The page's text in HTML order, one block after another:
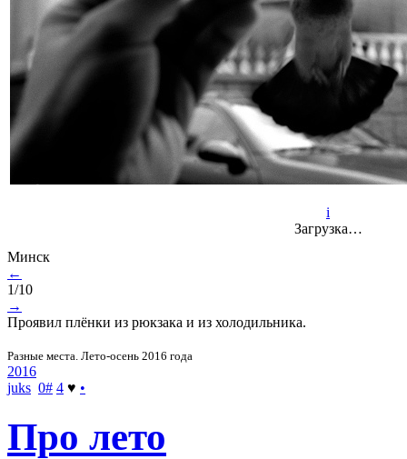
i
Загрузка…
Минск
←
1/10
→
Проявил плёнки из рюкзака и из холодильника.
Разные места. Лето-осень 2016 года
2016
juks 0# 4 ♥ •
Про лето